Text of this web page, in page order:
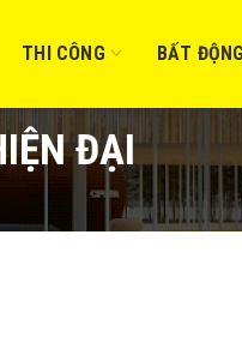
THI CÔNG BẤT
ĐẠI